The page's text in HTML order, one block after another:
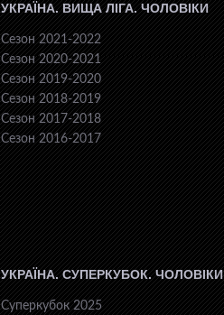
УКРАЇНА. ВИЩА ЛІГА. ЧОЛОВІКИ
Сезон 2021-2022
Сезон 2020-2021
Сезон 2019-2020
Сезон 2018-2019
Сезон 2017-2018
Сезон 2016-2017
УКРАЇНА. СУПЕРКУБОК. ЧОЛОВІКИ
Суперкубок 2025